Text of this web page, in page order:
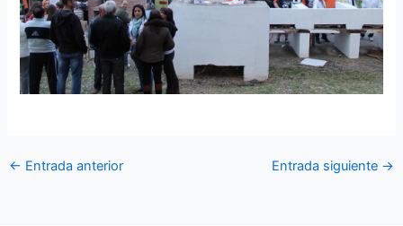
← Entrada anterior Entrada siguiente →